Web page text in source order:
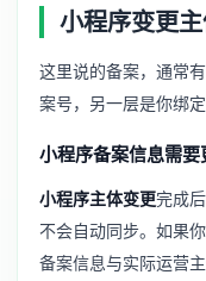
小程序变更
这里说的备案，通常
案号，另一层是你绑定
小程序备案信息需要
小程序主体变更完成
不会自动同步。如果
备案信息与实际运营